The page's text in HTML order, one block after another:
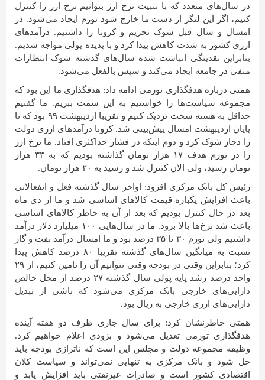
در سال‌های متعدد که با تثبیت نرخ ارز بتوانیم نرخ ارز را کنترل
کنیم، اگر این لنگر از دست ما خارج شود تورم ایجاد می‌شود. در
امسال و سال قبل شوک تحریم و کرونا را داشتیم. درآمدهای
ارزی کشور به شدت کاهش پیدا کرد و با پدیده پولی مواجه شدیم.
بنابراین نقدینگی انباشت شده سال‌های گذشته شوک انتظارات
منفی در جامعه ایجاد می‌کند و سپس بالفعل می‌شود.
همتی درباره هدفگذاری تورمی ادامه داد: هدفگذاری ما این بود که
مجموعه سیاست‌ها را خواستیم به این سمت ببریم. ما گفتیم
حداقل به هسته سخت نزدیک کنیم و تقریبا اردیبهشت ۹۹ بود که تا
پایان اردیبهشت امسال پیش‌بینی شد. کرونا درآمدهای ارزی دولت
را دچار شوک کرد و دوم اینکه در فشار حداکثری افتاد. ما نرخ ارز
را در تورم هدف ۱۷ هزار تومان گذاشته بودیم که به ۳۳ هزار
تومان رسید، ولی الان کنترل شد و رسید به ۲۰ هزار تومان.
رئیس کل بانک مرکزی افزود: اواخر سال گذشته فعل و انفعالاتی
باعث افزایش یکباره قیمت کالاهای اساسی شد و ما از دی ماه
بعد در حال کنترل بودیم که بعد از آن به خاطر کالاهای اساسی
باعث شد نرخ‌ها بالا برود. ما در سال‌هایی ۱۰۰ میلیارد دلار درآمد
داشتیم ولی تورم ۳۰ تا ۳۵ درصد بود و ما امسال درآمد نفت و گاز
نسبت به میانگین سال‌های گذشته تقریبا ۸۰ درصد کاهش پیدا
کرد؛ بنابراین وقتی در بودجه وقتی نتوانیم آن را تامین کنیم، از ۲۹
واحد درصد رشد پایه پولی سال گذشته ۲۷ درصد از محل خالص
دارایی‌های خارجی بانک مرکزی می‌شود که ناشی از تبدیل
دارایی‌های ارزی خارجی به ریال بود.
همتی خاطرنشان کرد: برای سال جاری ظرف دو هفته آینده
هدفگذاری تورمی تعدیل می‌شود و بزودی اعلام خواهیم کرد.
وظیفه مجموعه دولت و مجلس این است که ناترازی بودجه باید
حل شود و بانک مرکزی به تنهایی نمی‌تواند و سیاست کلان
اقتصادی کشور است و صادرات غیرنفتی باید افزایش یابد و